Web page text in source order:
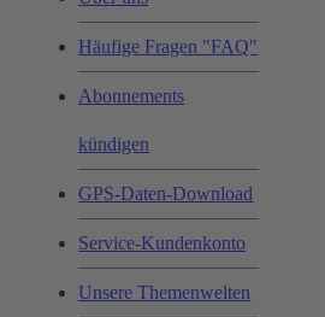
Häufige Fragen "FAQ"
Abonnements
kündigen
GPS-Daten-Download
Service-Kundenkonto
Unsere Themenwelten